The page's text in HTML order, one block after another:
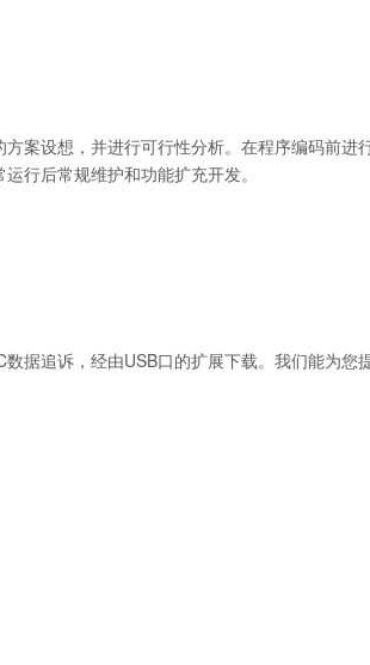
案设想，并进行可行性分析。在程序编码前
行后常规维护和功能扩充开发。
据追诉，经由USB口的扩展下载。我们能为您